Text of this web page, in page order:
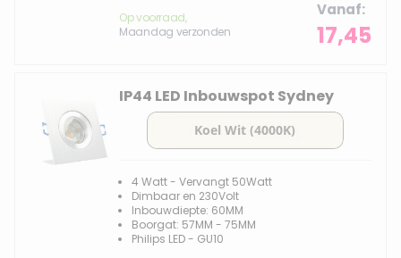
Op voorraad,
Maandag verzonden
Vanaf
17,45
IP44 LED Inbouwspot Sydney
4 Watt - Vervangt 50Watt
Dimbaar en 230Volt
Inbouwdiepte: 60MM
Boorgat: 57MM - 75MM
Philips LED - GU10